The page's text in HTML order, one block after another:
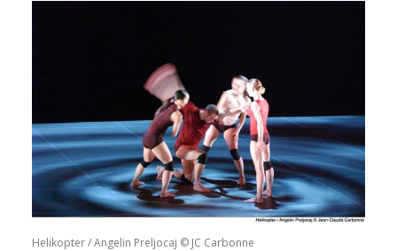
Helikopter / Angelin Preljocaj © JC Carbonne